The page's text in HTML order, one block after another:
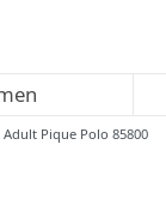
Pique Polo 85800